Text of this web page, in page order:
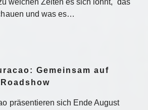
welchen Zeiten es sich lohnt, das
und was es…
Gemeinsam auf
präsentieren sich Ende August